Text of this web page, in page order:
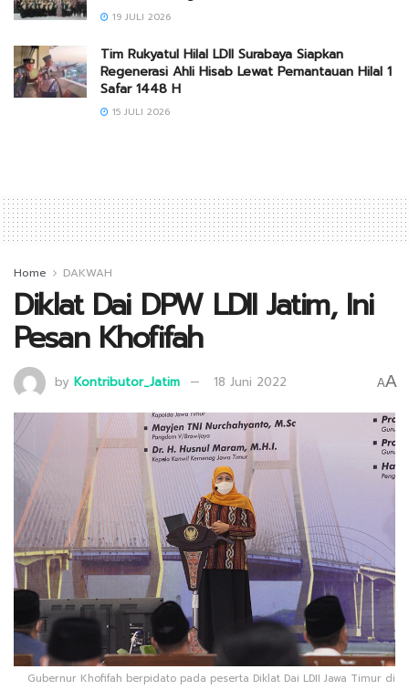
19 JULI 2026
Tim Rukyatul Hilal LDII Surabaya Siapkan
Regenerasi Ahli Hisab Lewat Pemantauan Hilal 1
Safar 1448 H
15 JULI 2026
Home DAKWAH
Diklat Dai DPW LDII Jatim, Ini
Pesan Khofifah
by Kontributor_Jatim 18 Juni 2022 AA
Gubernur Khofifah berpidato pada peserta Diklat Dai LDII Jawa Timur di